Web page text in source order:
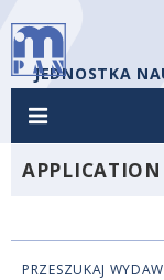
JEDNOSTKA
PRZESZUKAJ